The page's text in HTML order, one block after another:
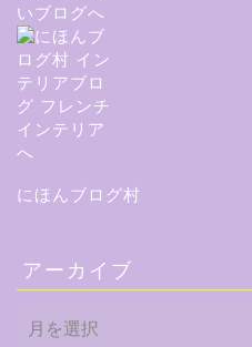
にほんブログ村
アーカイブ
ー